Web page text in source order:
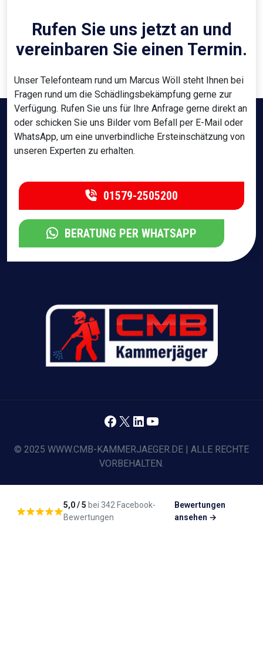
Rufen Sie uns jetzt an und
vereinbaren Sie einen Termin.
Unser Telefonteam rund um Marcus Wöll steht Ihnen bei
Fragen rund um die Schädlingsbekämpfung gerne zur
Verfügung. Rufen Sie uns für Ihre Anfrage gerne direkt an
oder schicken Sie uns Bilder vom Befall per E-Mail oder
WhatsApp, um eine unverbindliche Ersteinschätzung von
unseren Experten zu erhalten.
01579-2505200
BERATUNG PER WHATSAPP
© 2025 WWW.CMB-KAMMERJAEGER.DE | ALLE RECHTE
VORBEHALTEN.
Facebook
X LinkedIn
YouTube
5,0 / 5 bei 342 Facebook-
Bewertungen
Bewertungen
ansehen →